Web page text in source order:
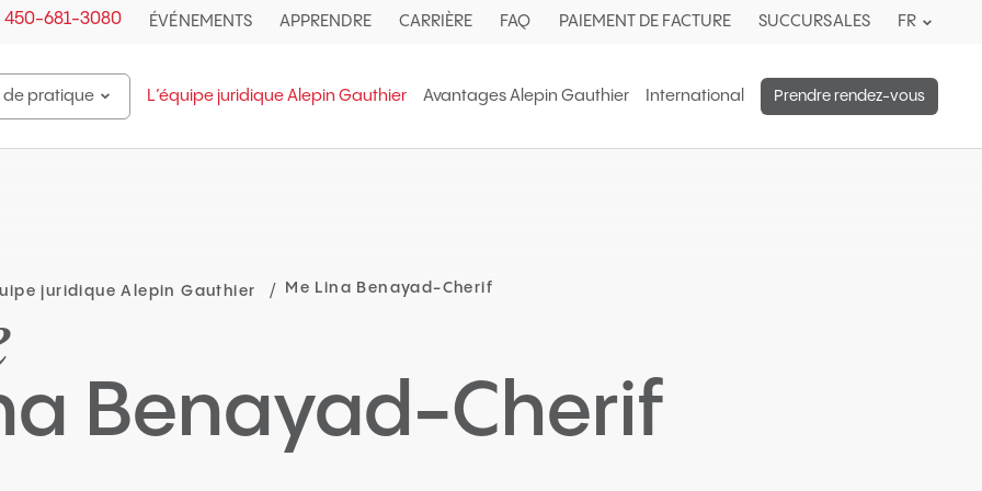
450-681-3080 ÉVÉNEMENTS APPRENDRE CARRIÈRE FAQ PAIEMENT DE FACTURE SUCCURSALES FRLangue
de pratique
le
L’équipe juridique Alepin Gauthier Avantages Alepin Gauthier International Prendre rendez-vous
juridique Alepin Gauthier Me Lina Benayad-Cherif
Benayad-Cherif